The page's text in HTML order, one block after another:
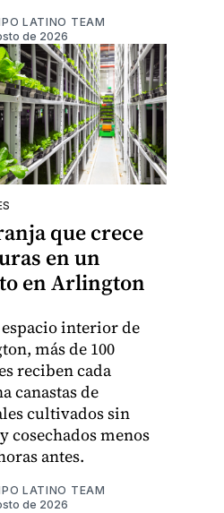
LATINO TEAM
de 2026
que crece
en un
en Arlington
interior de
más de 100
reciben cada
canastas de
cultivados sin
cosechados menos
antes.
LATINO TEAM
de 2026